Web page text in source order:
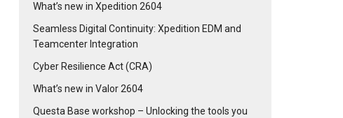
What’s new in Xpedition 2604
Seamless Digital Continuity: Xpedition EDM and
Teamcenter Integration
Cyber Resilience Act (CRA)
What’s new in Valor 2604
Questa Base workshop – Unlocking the tools you